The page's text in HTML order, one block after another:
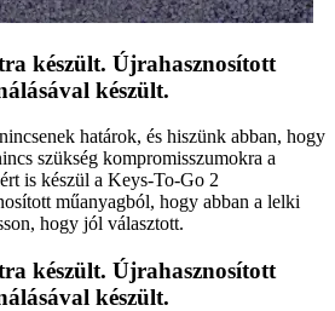
készült. Újrahasznosított
készült.
határok, és hiszünk abban, hogy
szükség kompromisszumokra a
is készül a Keys-To-Go 2
műanyagból, hogy abban a lelki
hogy jól választott.
készült. Újrahasznosított
készült.